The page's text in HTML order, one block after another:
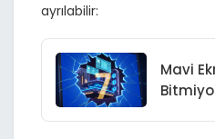
ayrılabilir:
Mavi